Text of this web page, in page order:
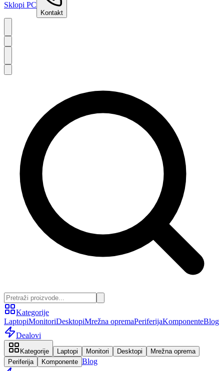
Sklopi PC
Kontakt
Kategorije
LaptopiMonitoriDesktopiMrežna opremaPeriferijaKomponenteBlog
Dealovi
Kategorije Laptopi Monitori Desktopi
Mrežna oprema
Periferija
Komponente Blog